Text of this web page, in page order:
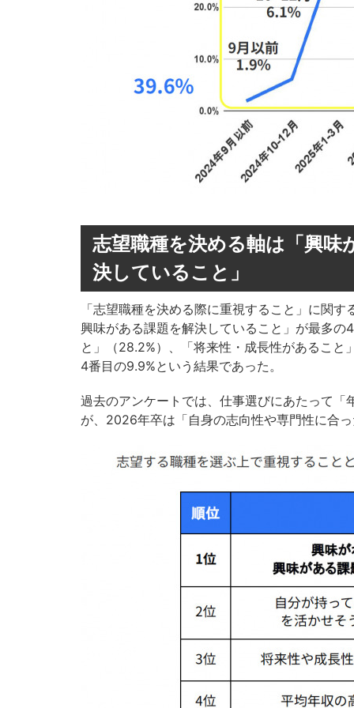
志望職種を決める軸は「興味
決していること」
「志望職種を決める際に重視すること」に関
興味がある課題を解決していること」が最多
と」（28.2%）、「将来性・成長性があること
4番目の9.9%という結果であった。
過去のアンケートでは、仕事選びにあたって
が、2026年卒は「自身の志向性や専門性に合